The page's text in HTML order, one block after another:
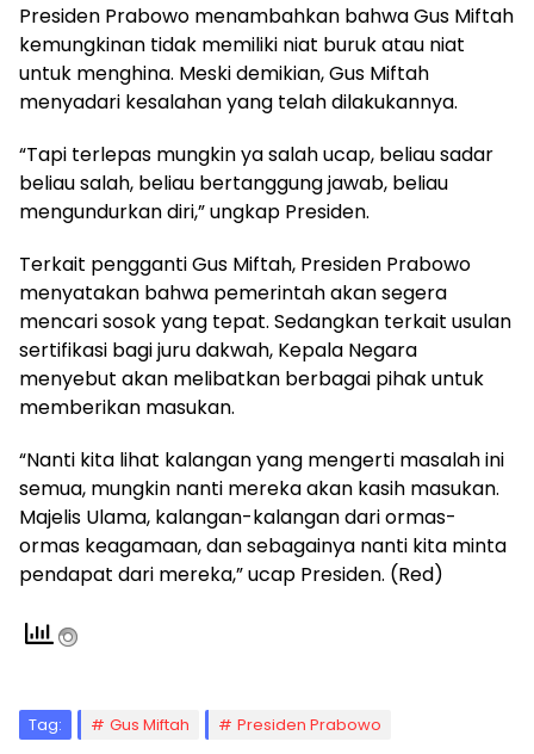
Presiden Prabowo menambahkan bahwa Gus Miftah
kemungkinan tidak memiliki niat buruk atau niat
untuk menghina. Meski demikian, Gus Miftah
menyadari kesalahan yang telah dilakukannya.
“Tapi terlepas mungkin ya salah ucap, beliau sadar
beliau salah, beliau bertanggung jawab, beliau
mengundurkan diri,” ungkap Presiden.
Terkait pengganti Gus Miftah, Presiden Prabowo
menyatakan bahwa pemerintah akan segera
mencari sosok yang tepat. Sedangkan terkait usulan
sertifikasi bagi juru dakwah, Kepala Negara
menyebut akan melibatkan berbagai pihak untuk
memberikan masukan.
“Nanti kita lihat kalangan yang mengerti masalah ini
semua, mungkin nanti mereka akan kasih masukan.
Majelis Ulama, kalangan-kalangan dari ormas-
ormas keagamaan, dan sebagainya nanti kita minta
pendapat dari mereka,” ucap Presiden. (Red)
Tag: Gus Miftah Presiden Prabowo